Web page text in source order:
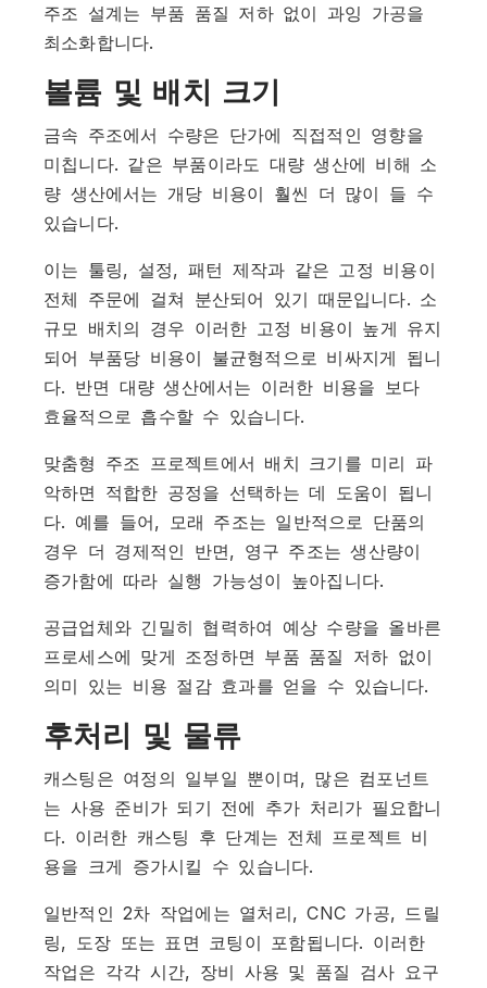
주조 설계는 부품 품질 저하 없이 과잉 가공을
최소화합니다.
볼륨 및 배치 크기
금속 주조에서 수량은 단가에 직접적인 영향을
미칩니다. 같은 부품이라도 대량 생산에 비해 소
량 생산에서는 개당 비용이 훨씬 더 많이 들 수
있습니다.
이는 툴링, 설정, 패턴 제작과 같은 고정 비용이
전체 주문에 걸쳐 분산되어 있기 때문입니다. 소
규모 배치의 경우 이러한 고정 비용이 높게 유지
되어 부품당 비용이 불균형적으로 비싸지게 됩니
다. 반면 대량 생산에서는 이러한 비용을 보다
효율적으로 흡수할 수 있습니다.
맞춤형 주조 프로젝트에서 배치 크기를 미리 파
악하면 적합한 공정을 선택하는 데 도움이 됩니
다. 예를 들어, 모래 주조는 일반적으로 단품의
경우 더 경제적인 반면, 영구 주조는 생산량이
증가함에 따라 실행 가능성이 높아집니다.
공급업체와 긴밀히 협력하여 예상 수량을 올바른
프로세스에 맞게 조정하면 부품 품질 저하 없이
의미 있는 비용 절감 효과를 얻을 수 있습니다.
후처리 및 물류
캐스팅은 여정의 일부일 뿐이며, 많은 컴포넌트
는 사용 준비가 되기 전에 추가 처리가 필요합니
다. 이러한 캐스팅 후 단계는 전체 프로젝트 비
용을 크게 증가시킬 수 있습니다.
일반적인 2차 작업에는 열처리, CNC 가공, 드릴
링, 도장 또는 표면 코팅이 포함됩니다. 이러한
작업은 각각 시간, 장비 사용 및 품질 검사 요구